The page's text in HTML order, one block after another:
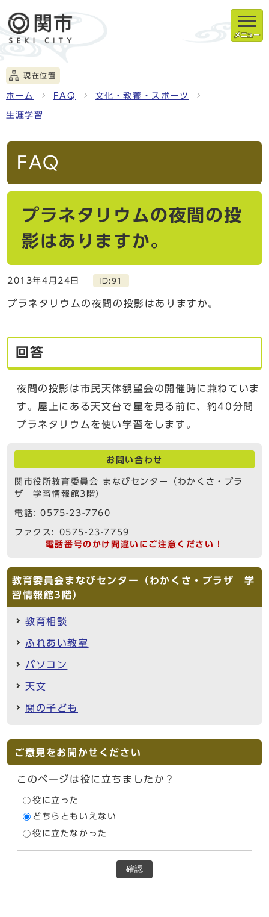
メニュー
現在位置
ホーム FAQ 文化・教養・スポーツ
生涯学習
FAQ
プラネタリウムの夜間の投
影はありますか。
2013年4月24日 ID:91
プラネタリウムの夜間の投影はありますか。
回答
夜間の投影は市民天体観望会の開催時に兼ねていま
す。屋上にある天文台で星を見る前に、約40分間
プラネタリウムを使い学習をします。
お問い合わせ
関市役所教育委員会 まなびセンター（わかくさ・プラ
ザ 学習情報館3階）
電話: 0575-23-7760
ファクス: 0575-23-7759
電話番号のかけ間違いにご注意ください！
教育委員会まなびセンター（わかくさ・プラザ 学
習情報館3階）
教育相談
ふれあい教室
パソコン
天文
関の子ども
ご意見をお聞かせください
このページは役に立ちましたか？
役に立った
どちらともいえない
役に立たなかった
確認